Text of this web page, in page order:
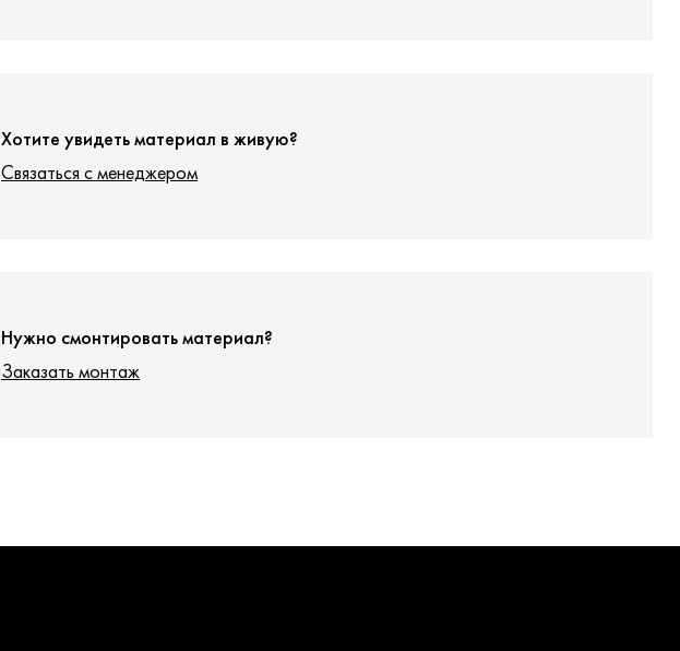
Хотите увидеть материал в живую?
Связаться с менеджером
Нужно смонтировать материал?
Заказать монтаж